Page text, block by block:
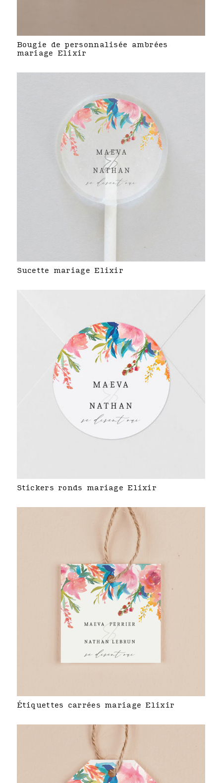
Bougie de personnalisée ambrées
mariage Elixir
Sucette mariage Elixir
Stickers ronds mariage Elixir
Étiquettes carrées mariage Elixir